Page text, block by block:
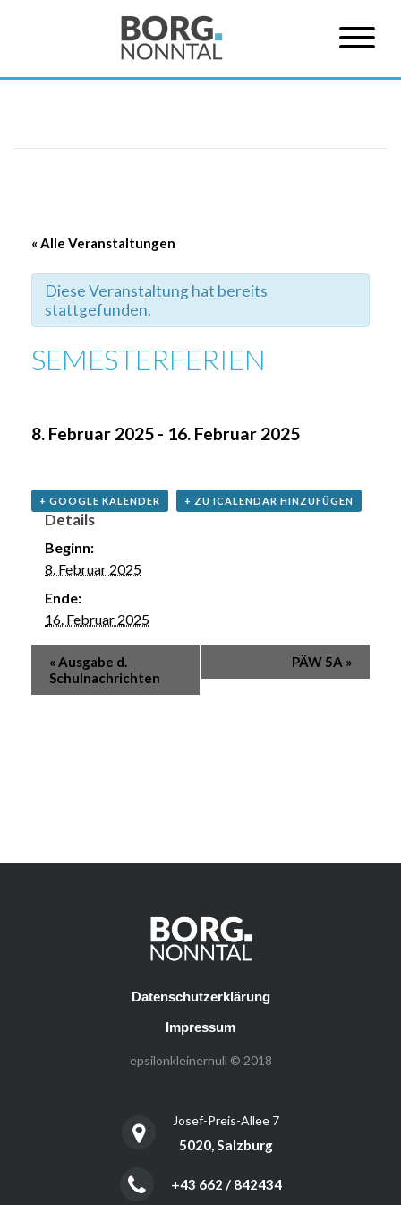
« Alle Veranstaltungen
Diese Veranstaltung hat bereits
stattgefunden.
SEMESTERFERIEN
8. Februar 2025 - 16. Februar 2025
+ GOOGLE KALENDER + ZU ICALENDAR HINZUFÜGEN
Details
Beginn:
8. Februar 2025
Ende:
16. Februar 2025
« Ausgabe d.
Schulnachrichten
PÄW 5A »
Datenschutzerklärung
Impressum
epsilonkleinernull © 2018
Josef-Preis-Allee 7
5020, Salzburg
+43 662 / 842434